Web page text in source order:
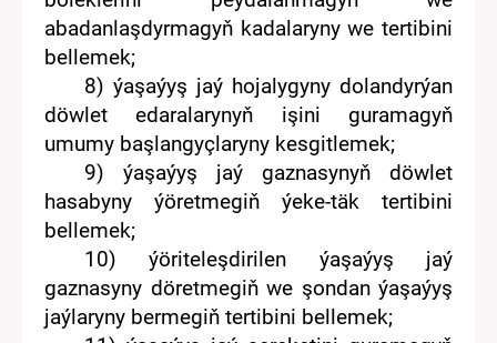
abadanlaşdyrmagyň kadalaryny we tertibini
bellemek;
8) ýaşaýyş jaý hojalygyny dolandyrýan
döwletedaralarynyň işini guramagyň
umumy başlangyçlaryny kesgitlemek;
9) ýaşaýyş jaý gaznasynyň döwlet
hasabyny ýöretmegiň ýeke-täk tertibini
bellemek;
10)ýöriteleşdirilen ýaşaýyş jaý
gaznasyny döretmegiň we şondan ýaşaýyş
jaýlaryny bermegiň tertibini bellemek;